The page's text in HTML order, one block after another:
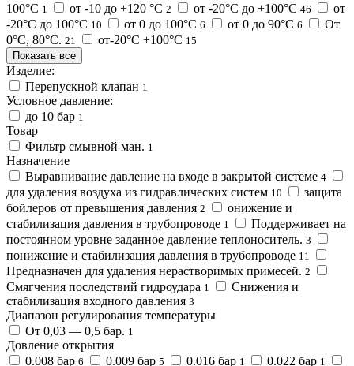
100°С 1 от -10 до +120 °C 2 от -20°C до +100°C 46
от
-20°С до 100°С 10 от 0 до 100°C 6 от 0 до 90°C 6
От
0°C, 80°C. 21 от-20°C +100°C 15
Показать все
Изделие:
Перепускной клапан 1
Условное давление:
до 10 бар 1
Товар
Фильтр смывной ман. 1
Назначение
Выравнивание давление на входе в закрытой системе 4
для удаления воздуха из гидравлических систем 10
защита
бойлеров от превышения давления 2
онижение и
стабилизация давления в трубопроводе 1
Поддерживает на
постоянном уровне заданное давление теплоноситель. 3
понижение и стабилизация давления в трубопроводе 11
Предназначен для удаления нерастворимых примесей. 2
Смягчения последствий гидроудара 1
Снижения и
стабилизация входного давления 3
Диапазон регулирования температуры
От 0,03 ― 0,5 бар. 1
Довление открытия
0.008 бар 6 0.009 бар 5 0.016 бар 1 0.022 бар 1